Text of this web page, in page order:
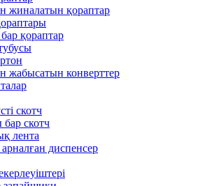
жиналатын қораптар
бар қораптар
жабысатын конверттер
скотч
скотч
лента
диспенсер